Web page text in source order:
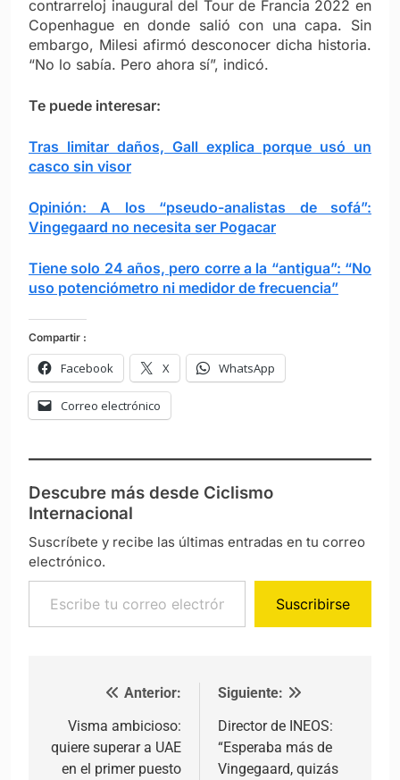
contrarreloj inaugural del Tour de Francia 2022 en
Copenhague en donde salió con una capa. Sin
embargo, Milesi afirmó desconocer dicha historia.
“No lo sabía. Pero ahora sí”, indicó.
Te puede interesar:
Tras limitar daños, Gall explica porque usó un
casco sin visor
Opinión: A los “pseudo-analistas de sofá”:
Vingegaard no necesita ser Pogacar
Tiene solo 24 años, pero corre a la “antigua”: “No
uso potenciómetro ni medidor de frecuencia”
Compartir :
Facebook X WhatsApp
Correo electrónico
Descubre más desde Ciclismo
Internacional
Suscríbete y recibe las últimas entradas en tu correo
electrónico.
Escribe tu correo electrónico…
Suscribirse
Navegación de entradas
Anterior:
Visma ambicioso:
quiere superar a UAE
en el primer puesto
Siguiente:
Director de INEOS:
“Esperaba más de
Vingegaard, quizás